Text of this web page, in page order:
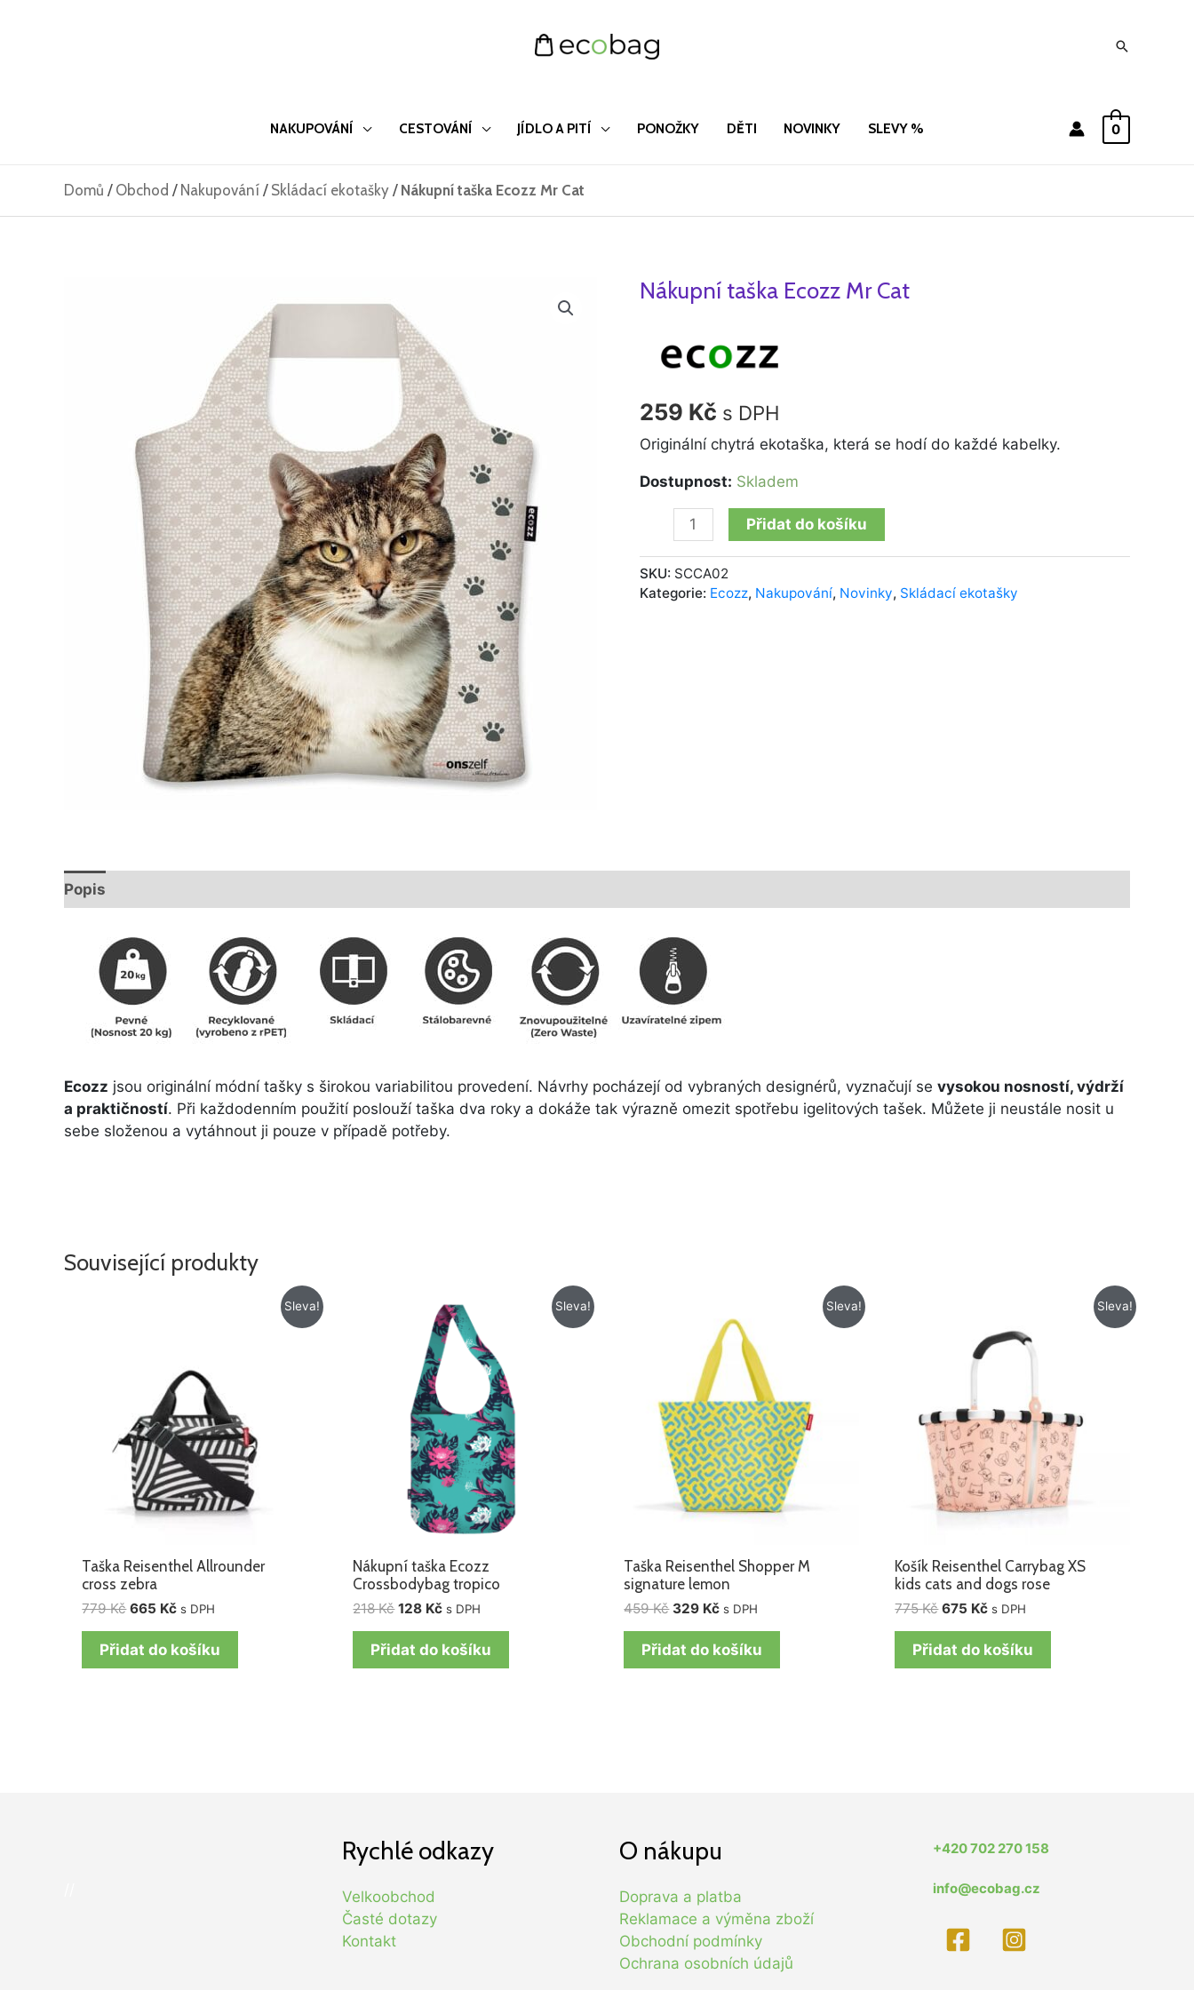
Hledat
NAKUPOVÁNÍ CESTOVÁNÍ JÍDLO A PITÍ PONOŽKY DĚTI NOVINKY SLEVY % 0
Domů / Obchod / Nakupování / Skládací ekotašky / Nákupní taška Ecozz Mr Cat
Nákupní taška Ecozz Mr Cat
259 Kč s DPH
Originální chytrá ekotaška, která se hodí do každé kabelky.
Dostupnost: Skladem
Nákupní
Přidat do košíku
SKU: SCCA02
Kategorie: Ecozz, Nakupování, Novinky, Skládací ekotašky
Popis
Ecozz jsou originální módní tašky s širokou variabilitou provedení. Návrhy pocházejí od vybraných designérů, vyznačují se vysokou nosností, výdrží
a praktičností. Při každodenním použití poslouží taška dva roky a dokáže tak výrazně omezit spotřebu igelitových tašek. Můžete ji neustále nosit u
sebe složenou a vytáhnout ji pouze v případě potřeby.
Související produkty
Sleva!
Taška Reisenthel Allrounder
cross zebra
779Kč 665 Kč s DPH
Přidat do košíku
Sleva!
Nákupní taška Ecozz
Crossbodybag tropico
218Kč
byla:
218 Kč.
128 Kč
cena
je:
128 Kč.
s DPH
Přidat do košíku
Sleva!
Taška Reisenthel Shopper M
signature lemon
459Kč
459 Kč.
329 Kč
cena
je:
329 Kč.
s DPH
Přidat do košíku
Sleva!
Košík Reisenthel Carrybag XS
kids cats and dogs rose
775Kč
775 Kč.
675 Kč
je:
675 Kč.
s DPH
Přidat do košíku
Rychlé odkazy
Velkoobchod
Časté dotazy
Kontakt
O nákupu
Doprava a platba
Reklamace a výměna zboží
Obchodní podmínky
Ochrana osobních údajů
+420 702 270 158
info@ecobag.cz